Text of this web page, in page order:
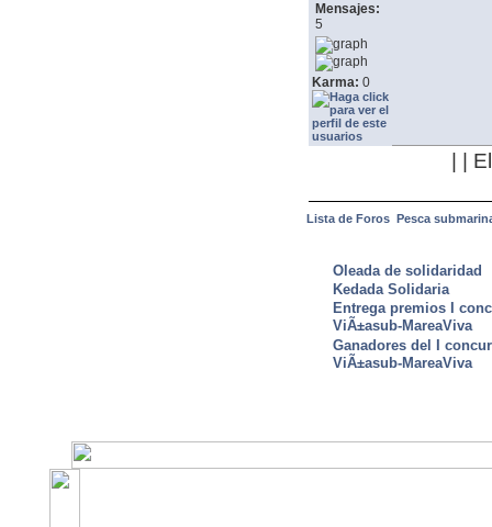
Mensajes:
5
Karma: 0
| |
Lista de Foros Pesca
Oleada de solidaridad
Kedada Solidaria
Entrega premios I
ViÃ±asub-MareaViva
Ganadores del I
ViÃ±asub-MareaViva